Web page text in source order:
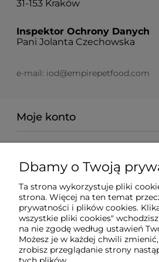
31-153 Kraków
Inspektor Ochrony Danych
Pani Jolanta Czechowska
e-mail: iod@empirepetfood.com
Moje konto
Pomoc
Płatności i dostawa
Ciekawostki
Dbamy o Twoją
Ta strona wykorzystuje pliki
strona. Więcej na ten temat
prywatności i plików cookies.
wszystkie pliki cookies"
na nie zgodę według ustawień
Możesz je w każdej chwili
zrobisz przeglądanie strony